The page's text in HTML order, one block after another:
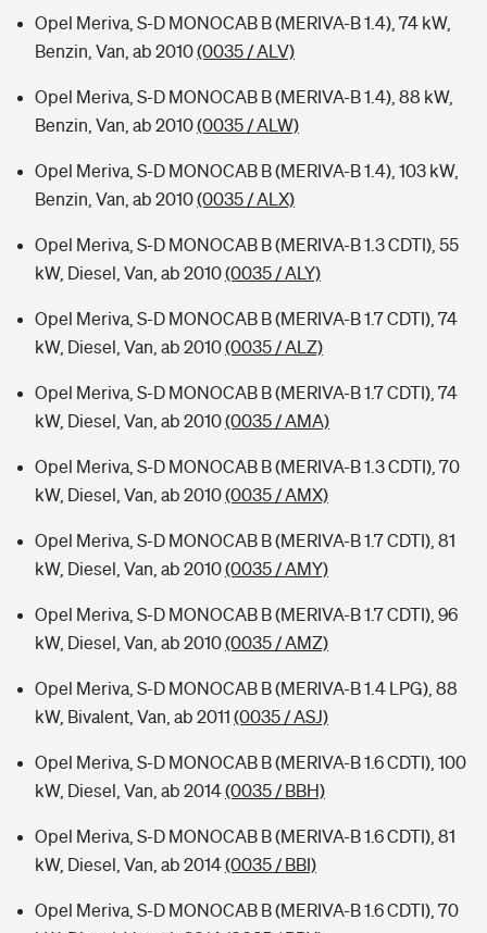
Opel Meriva, S-D MONOCAB B (MERIVA-B 1.4), 74 kW,
Benzin, Van, ab 2010(0035 / ALV)
Opel Meriva, S-D MONOCAB B (MERIVA-B 1.4), 88 kW,
Benzin, Van, ab 2010(0035 / ALW)
Opel Meriva, S-D MONOCAB B (MERIVA-B 1.4), 103 kW,
Benzin, Van, ab 2010(0035 / ALX)
Opel Meriva, S-D MONOCAB B (MERIVA-B 1.3 CDTI), 55
kW, Diesel, Van, ab 2010(0035 / ALY)
Opel Meriva, S-D MONOCAB B (MERIVA-B 1.7 CDTI), 74
kW, Diesel, Van, ab 2010(0035 / ALZ)
Opel Meriva, S-D MONOCAB B (MERIVA-B 1.7 CDTI), 74
kW, Diesel, Van, ab 2010(0035 / AMA)
Opel Meriva, S-D MONOCAB B (MERIVA-B 1.3 CDTI), 70
kW, Diesel, Van, ab 2010(0035 / AMX)
Opel Meriva, S-D MONOCAB B (MERIVA-B 1.7 CDTI), 81
kW, Diesel, Van, ab 2010(0035 / AMY)
Opel Meriva, S-D MONOCAB B (MERIVA-B 1.7 CDTI), 96
kW, Diesel, Van, ab 2010(0035 / AMZ)
Opel Meriva, S-D MONOCAB B (MERIVA-B 1.4 LPG), 88
kW, Bivalent, Van, ab 2011 (0035 / ASJ)
Opel Meriva, S-D MONOCAB B (MERIVA-B 1.6 CDTI), 100
kW, Diesel, Van, ab 2014(0035 / BBH)
Opel Meriva, S-D MONOCAB B (MERIVA-B 1.6 CDTI), 81
kW, Diesel, Van, ab 2014(0035 / BBI)
Opel Meriva, S-D MONOCAB B (MERIVA-B 1.6 CDTI), 70